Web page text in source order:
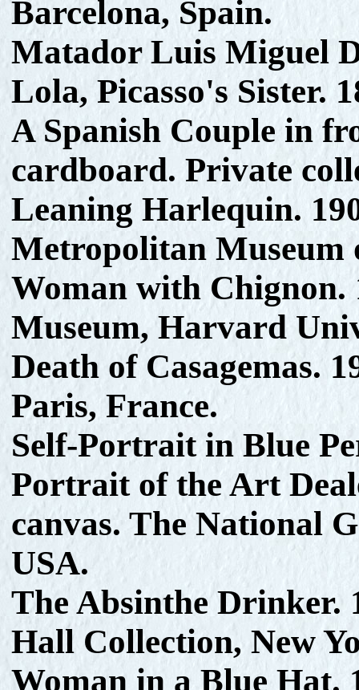
Barcelona, Spain.
Matador Luis Miguel
Lola, Picasso's Sister.
A Spanish Couple in
cardboard. Private
Leaning Harlequin.
Metropolitan Museum
Woman with Chignon.
Museum, Harvard
Death of Casagemas.
Paris, France.
Self-Portrait in Blue
Portrait of the Art
canvas. The National
USA.
The Absinthe Drinker.
Hall Collection, New
Woman in a Blue Hat.